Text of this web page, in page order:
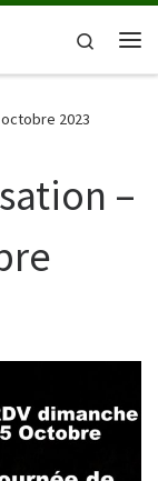
Search
2023
–